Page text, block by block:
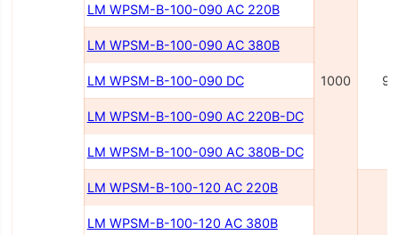
1000
LM WPSM-B-100-090 AC 220В
LM WPSM-B-100-090 AC 380В
LM WPSM-B-100-090 DC
LM WPSM-B-100-090 AC 220B-DC
LM WPSM-B-100-090 AC 380B-DC
LM WPSM-B-100-120 AC 220B
LM WPSM-B-100-120 AC 380B